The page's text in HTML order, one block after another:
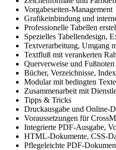
Vorgabeseiten-Management
Grafikeinbindung und
Professionelle Tabellen
Spezielles Tabellendesign,
Textverarbeitung, Umgang
Textfluß mit verankerten
Querverweise und Fußnoten
Bücher, Verzeichnisse, Index
Modular mit bedingten
Zusammenarbeit mit
Tipps & Tricks
Druckausgabe und Online-
Voraussetzungen für
Integrierte PDF-Ausgabe,
HTML-Dokumente, CSS-
Pflegeleichte PDF-